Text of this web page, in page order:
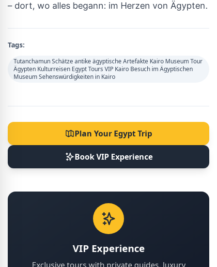
– dort, wo alles begann: im Herzen von Ägypten.
Tags:
Tutanchamun Schätze antike ägyptische Artefakte Kairo Museum Tour
Ägypten Kulturreisen Egypt Tours VIP Kairo Besuch im Ägyptischen
Museum Sehenswürdigkeiten in Kairo
Plan Your Egypt Trip
Book VIP Experience
VIP Experience